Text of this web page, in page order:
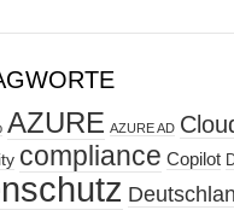
AZURE AZURE AD
compliance Copilot